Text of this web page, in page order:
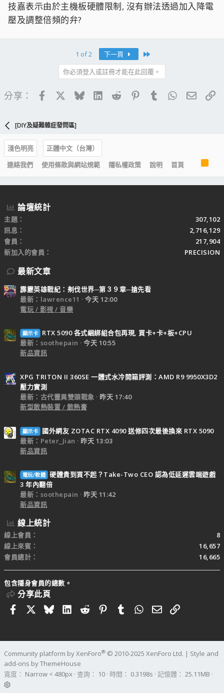
技嘉表示由於主機板硬體限制, 沒有辦法透過加入降電
壓及調整倍頻的弁?
1 of 2 下一頁
你必須登入或註冊才能在此回覆。
分享： FacebookBlueskyLinkedIn
Reddit PinterestTumblrWhatsApp
電子
[DIY及疑難雜症發問區]
淺色明亮
正體中文（台灣）
連絡我們
使用條款與網站規範 隱私權政策 說明 首頁
S
論壇統計
主題
307,102
訊息
2,716,129
會員
217,904
新加入的會員
PRECISION
最新文章
霹靂英雄戰紀：刜伐世界─第３９章─搶先看
最新：lawrence11
今天 12:00
電玩 / 影視 / 音樂
顯示卡
RTX 5090 各式綑綁組合包再現, 買卡+卡+板+CPU
最新：soothepain
今天 10:55
新品資訊
XPG TRITON II 360SE 一體式水冷開箱評測：AMD R9 9950X3D2
壓力實測
最新：古代靈異雙頭戰象
昨天 17:40
新型散熱裝置 / 散熱膏
顯示卡
國外網友 ZOTAC RTX 4090 送修四次最後換來 RTX 5090
最新：Peter_Jian
昨天 13:03
新品資訊
電玩/軟體 硬體貴到買不起？Take-Two CEO 認為低延遲雲端遊戲
3 年內翻倍
最新：soothepain
昨天 11:42
新品資訊
線上統計
線上會員
8
線上來賓
16,657
會員總計
16,665
包含隱身會員的總數。
分享此頁
FacebookBlueskyLinkedIn
RedditPinterestTumblrWhatsApp
電子郵件
連結
Community platform by XenForo® © 2010-2025 XenForo Ltd. | Style and
add-ons by ThemeHouse
寬度
查詢 10 時間 0.3198s 記憶體 25.11MB